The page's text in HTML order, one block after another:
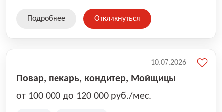
Подробнее Откликнуться
Повар, пекарь, кондитер, Мойщицы
от 100 000 до 120 000 руб./мес.
10.07.2026